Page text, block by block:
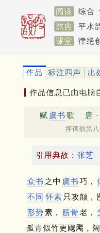
阅读 综合
韵典
平水
课堂
律绝
作品 标注四声 出
作品信息已由电脑
赋 虞书 歌 唐 ·
押词韵第八
引用典故： 张芝
众书 之中 虞书 巧，
不同 怀素 只攻颠，
形势素， 筋骨 老，
孤青似竹更飕飔，